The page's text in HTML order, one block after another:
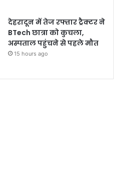
देहरादून में तेज रफ्तार ट्रैक्टर ने
BTech छात्रा को कुचला,
अस्पताल पहुंचने से पहले मौत
15 hours ago